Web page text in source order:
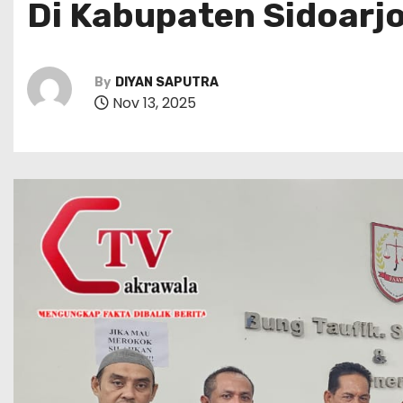
Di Kabupaten
By DIYAN SAPUTRA
Nov 13, 2025